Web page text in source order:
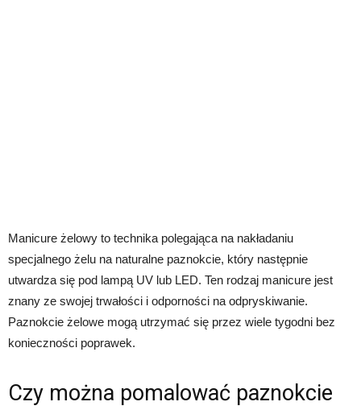
Manicure żelowy to technika polegająca na nakładaniu
specjalnego żelu na naturalne paznokcie, który następnie
utwardza się pod lampą UV lub LED. Ten rodzaj manicure jest
znany ze swojej trwałości i odporności na odpryskiwanie.
Paznokcie żelowe mogą utrzymać się przez wiele tygodni bez
konieczności poprawek.
Czy można pomalować paznokcie